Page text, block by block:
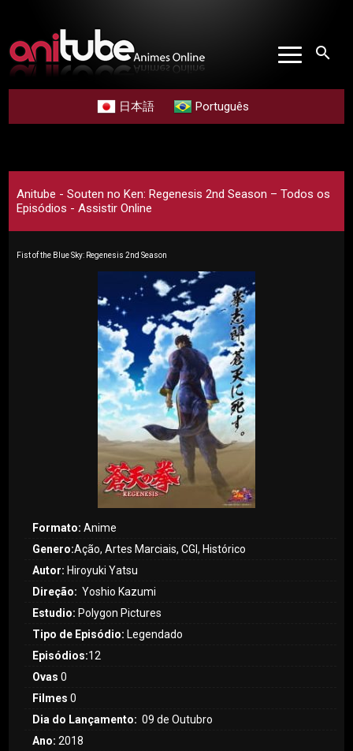
search
日本語 Português
Anitube - Souten no Ken: Regenesis 2nd Season – Todos os
Episódios - Assistir Online
Fist of the Blue Sky: Regenesis 2nd Season
Formato: Anime
Genero:Ação, Artes Marciais, CGI, Histórico
Autor: Hiroyuki Yatsu
Direção: Yoshio Kazumi
Estudio: Polygon Pictures
Tipo de Episódio: Legendado
Episódios:12
Ovas 0
Filmes 0
Dia do Lançamento: 09 de Outubro
Ano: 2018